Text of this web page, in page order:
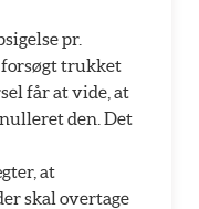
pr.
forsøgt trukket
får at vide, at
den. Det
at
skal overtage